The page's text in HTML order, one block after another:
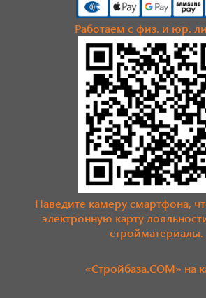
Работаем с физ. и юр.
Наведите камеру смартфона,
электронную карту
стройматериалы.
«Стройбаза.COM» на